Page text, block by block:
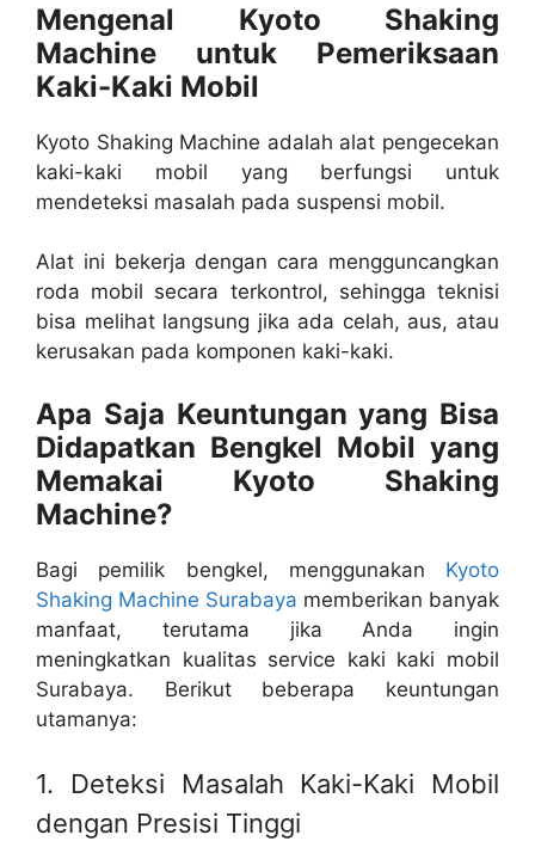
Mengenal Kyoto Shaking
Machine untuk Pemeriksaan
Kaki-Kaki Mobil
Kyoto Shaking Machine adalah alat pengecekan
kaki-kaki mobil yang berfungsi untuk
mendeteksi masalah pada suspensi mobil.
Alat ini bekerja dengan cara mengguncangkan
roda mobil secara terkontrol, sehingga teknisi
bisa melihat langsung jika ada celah, aus, atau
kerusakan pada komponen kaki-kaki.
Apa Saja Keuntungan yang Bisa
Didapatkan Bengkel Mobil yang
Memakai Kyoto Shaking
Machine?
Bagi pemilik bengkel, menggunakan Kyoto
Shaking Machine Surabaya memberikan banyak
manfaat, terutama jika Anda ingin
meningkatkan kualitas service kaki kaki mobil
Surabaya. Berikut beberapa keuntungan
utamanya:
1. Deteksi Masalah Kaki-Kaki Mobil
dengan Presisi Tinggi